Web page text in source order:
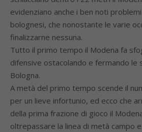
evidenziano anche i ben noti
bolognesi, che nonostante le varie
finalizzarne nessuna.
Tutto il primo tempo il Modena fa
difensive ostacolando e fermando le
Bologna.
A metà del primo tempo scende il
per un lieve infortunio, ed ecco che
della prima frazione di gioco il
oltrepassare la linea di metà campo